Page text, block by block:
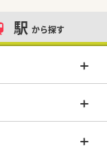
駅 から探す